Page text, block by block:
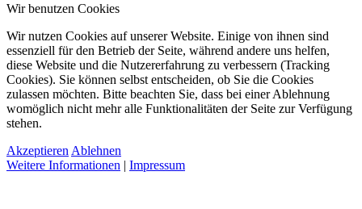
Wir benutzen Cookies
Wir nutzen Cookies auf unserer Website. Einige von ihnen sind
essenziell für den Betrieb der Seite, während andere uns helfen,
diese Website und die Nutzererfahrung zu verbessern (Tracking
Cookies). Sie können selbst entscheiden, ob Sie die Cookies
zulassen möchten. Bitte beachten Sie, dass bei einer Ablehnung
womöglich nicht mehr alle Funktionalitäten der Seite zur Verfügung
stehen.
Akzeptieren Ablehnen
Weitere Informationen | Impressum